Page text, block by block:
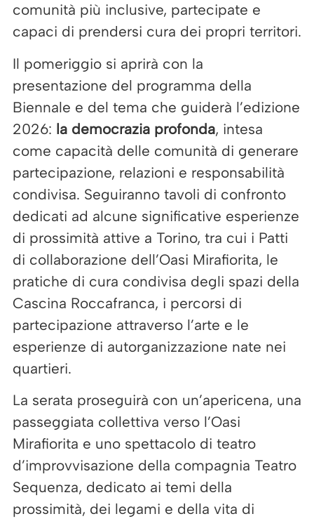
comunità più inclusive, partecipate e
capaci di prendersi cura dei propri territori.
Il pomeriggio si aprirà con la
presentazione del programma della
Biennale e del tema che guiderà l’edizione
2026: la democrazia profonda, intesa
come capacità delle comunità di generare
partecipazione, relazioni e responsabilità
condivisa. Seguiranno tavoli di confronto
dedicati ad alcune significative esperienze
di prossimità attive a Torino, tra cui i Patti
di collaborazione dell’Oasi Mirafiorita, le
pratiche di cura condivisa degli spazi della
Cascina Roccafranca, i percorsi di
partecipazione attraverso l’arte e le
esperienze di autorganizzazione nate nei
quartieri.
La serata proseguirà con un’apericena, una
passeggiata collettiva verso l’Oasi
Mirafiorita e uno spettacolo di teatro
d’improvvisazione della compagnia Teatro
Sequenza, dedicato ai temi della
prossimità, dei legami e della vita di